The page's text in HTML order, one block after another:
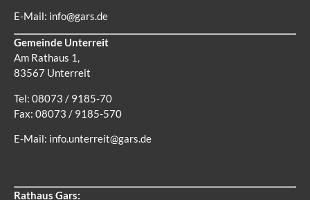
E-Mail: info@gars.de
Gemeinde Unterreit
Am Rathaus 1,
83567 Unterreit
Tel: 08073 / 9185-70
Fax: 08073 / 9185-570
E-Mail: info.unterreit@gars.de
Rathaus Gars: